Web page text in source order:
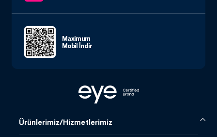
Ürünlerimiz/Hizmetlerimiz
Maximum
Mobil İndir